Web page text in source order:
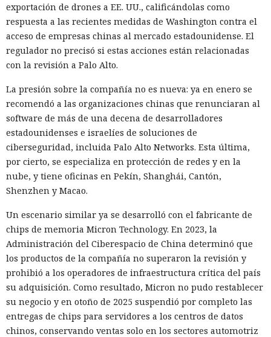
exportación de drones a EE. UU., calificándolas como
respuesta a las recientes medidas de Washington contra el
acceso de empresas chinas al mercado estadounidense. El
regulador no precisó si estas acciones están relacionadas
con la revisión a Palo Alto.
La presión sobre la compañía no es nueva: ya en enero se
recomendó a las organizaciones chinas que renunciaran al
software de más de una decena de desarrolladores
estadounidenses e israelíes de soluciones de
ciberseguridad, incluida Palo Alto Networks. Esta última,
por cierto, se especializa en protección de redes y en la
nube, y tiene oficinas en Pekín, Shanghái, Cantón,
Shenzhen y Macao.
Un escenario similar ya se desarrolló con el fabricante de
chips de memoria Micron Technology. En 2023, la
Administración del Ciberespacio de China determinó que
los productos de la compañía no superaron la revisión y
prohibió a los operadores de infraestructura crítica del país
su adquisición. Como resultado, Micron no pudo restablecer
su negocio y en otoño de 2025 suspendió por completo las
entregas de chips para servidores a los centros de datos
chinos, conservando ventas solo en los sectores automotriz